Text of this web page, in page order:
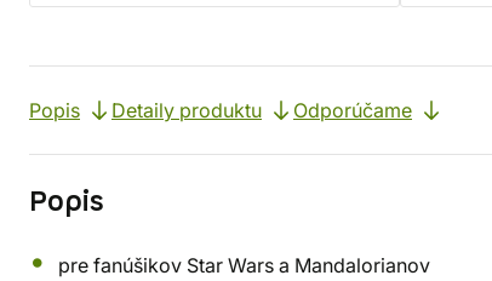
Popis Detaily produktu Odporúčame
Popis
pre fanúšikov Star Wars a Mandalorianov